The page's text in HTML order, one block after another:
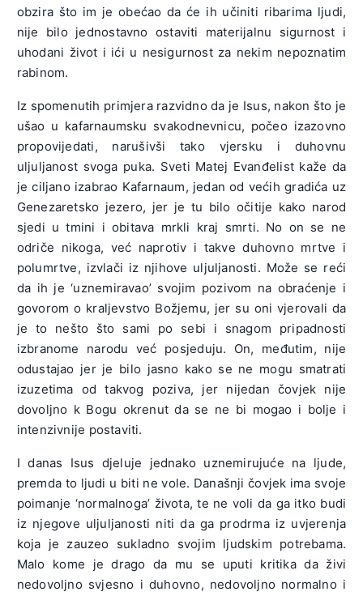
obzira što im je obećao da će ih učiniti ribarima ljudi,
nije bilo jednostavno ostaviti materijalnu sigurnost i
uhodani život i ići u nesigurnost za nekim nepoznatim
rabinom.
Iz spomenutih primjera razvidno da je Isus, nakon što je
ušao u kafarnaumsku svakodnevnicu, počeo izazovno
propovijedati, narušivši tako vjersku i duhovnu
uljuljanost svoga puka. Sveti Matej Evanđelist kaže da
je ciljano izabrao Kafarnaum, jedan od većih gradića uz
Genezaretsko jezero, jer je tu bilo očitije kako narod
sjedi u tmini i obitava mrkli kraj smrti. No on se ne
odriče nikoga, već naprotiv i takve duhovno mrtve i
polumrtve, izvlači iz njihove uljuljanosti. Može se reći
da ih je ‘uznemiravao’ svojim pozivom na obraćenje i
govorom o kraljevstvo Božjemu, jer su oni vjerovali da
je to nešto što sami po sebi i snagom pripadnosti
izbranome narodu već posjeduju. On, međutim, nije
odustajao jer je bilo jasno kako se ne mogu smatrati
izuzetima od takvog poziva, jer nijedan čovjek nije
dovoljno k Bogu okrenut da se ne bi mogao i bolje i
intenzivnije postaviti.
I danas Isus djeluje jednako uznemirujuće na ljude,
premda to ljudi u biti ne vole. Današnji čovjek ima svoje
poimanje ‘normalnoga’ života, te ne voli da ga itko budi
iz njegove uljuljanosti niti da ga prodrma iz uvjerenja
koja je zauzeo sukladno svojim ljudskim potrebama.
Malo kome je drago da mu se uputi kritika da živi
nedovoljno svjesno i duhovno, nedovoljno normalno i